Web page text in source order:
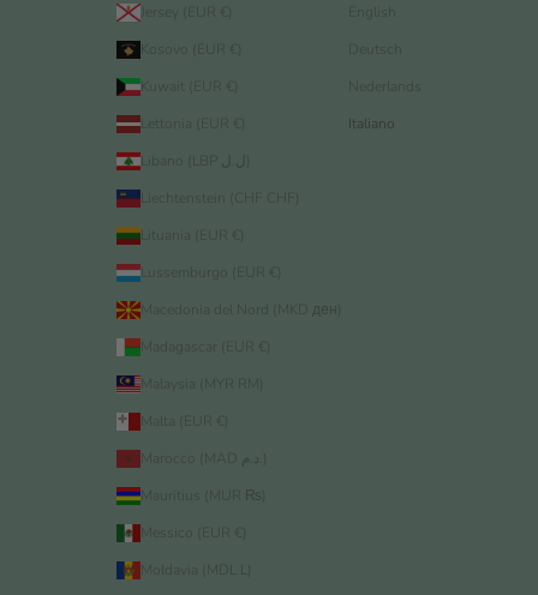
Jersey (EUR €)
Kuwait (EUR €)
Lettonia (EUR €)
Liechtenstein (CHF CHF)
Lituania (EUR €)
Lussemburgo (EUR €)
Macedonia del Nord (MKD ден)
Madagascar (EUR €)
Malaysia (MYR RM)
Malta (EUR €)
Mauritius (MUR ₨)
Messico (EUR €)
Moldavia (MDL L)
English
Deutsch
Nederlands
Italiano